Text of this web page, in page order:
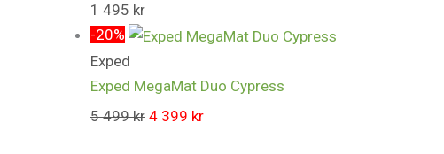
1 495 kr
-20%
Exped
Exped MegaMat Duo Cypress
5 499kr 4 399 kr